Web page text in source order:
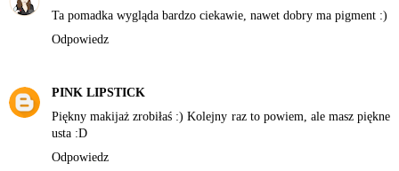
Ta pomadka wygląda bardzo ciekawie, nawet dobry ma pigment :)
Odpowiedz
PINK LIPSTICK
Piękny makijaż zrobiłaś :) Kolejny raz to powiem, ale masz piękne
usta :D
Odpowiedz